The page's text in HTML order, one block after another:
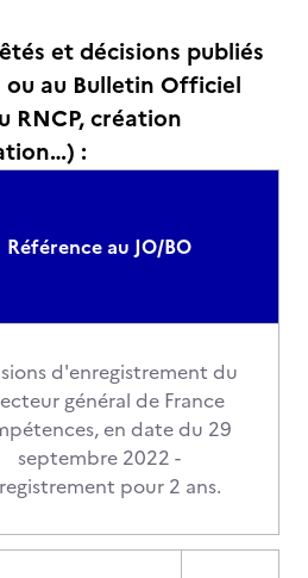
et décisions publiés
au Bulletin Officiel
RNCP, création
:
Référence au JO/BO
d'enregistrement du
général de France
en date du 29
septembre 2022 -
pour 2 ans.